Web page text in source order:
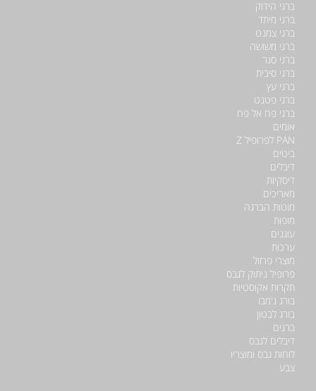
ברגי הידוק
ברגי מיתד
ברגי צמנט
ברגי משושה
ברגי סגר
ברגי סיבית
ברגי עץ
ברגי פטנט
ברגי פח אל פח
אומים
PAN לפרופיל Z
ביטים
דיבלים
דיסקיות
מאריכים
מוטות הברגה
מופות
עוגנים
ערכות
מוצרי פרזול
פרופיל ניתוק לגבס
תקרות אקוסטיות
בורג ג'מבו
בורג לבטון
ברגים
דיבלים לגבס
לוחות גבס ומוצריו
צבע